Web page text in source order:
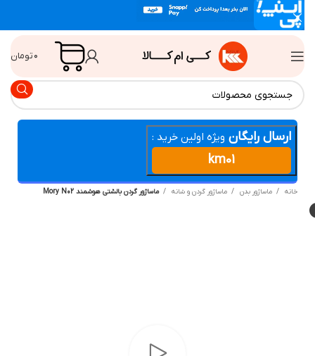
تومان
ارسال رایگان ویژه اولین خرید :
km01
ماساژور بدن ماساژور گردن و شانه ماساژور گردن بالشتی هوشمند Mory N02